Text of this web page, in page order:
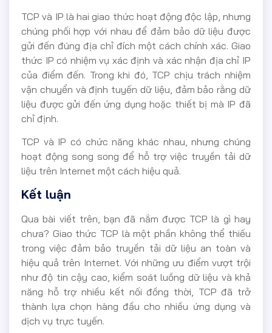
TCP và IP là hai giao thức hoạt động độc lập, nhưng
chúng phối hợp với nhau để đảm bảo dữ liệu được
gửi đến đúng địa chỉ đích một cách chính xác. Giao
thức IP có nhiệm vụ xác định và xác nhận địa chỉ IP
của điểm đến. Trong khi đó, TCP chịu trách nhiệm
vận chuyển và định tuyến dữ liệu, đảm bảo rằng dữ
liệu được gửi đến ứng dụng hoặc thiết bị mà IP đã
chỉ định.
TCP và IP có chức năng khác nhau, nhưng chúng
hoạt động song song để hỗ trợ việc truyền tải dữ
liệu trên Internet một cách hiệu quả.
Kết luận
Qua bài viết trên, bạn đã nắm được TCP là gì hay
chưa? Giao thức TCP là một phần không thể thiếu
trong việc đảm bảo truyền tải dữ liệu an toàn và
hiệu quả trên Internet. Với những ưu điểm vượt trội
như độ tin cậy cao, kiểm soát luồng dữ liệu và khả
năng hỗ trợ nhiều kết nối đồng thời, TCP đã trở
thành lựa chọn hàng đầu cho nhiều ứng dụng và
dịch vụ trực tuyến.